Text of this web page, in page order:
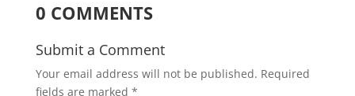
0 COMMENTS
Submit a Comment
Your email address will not be published. Required
fields are marked *